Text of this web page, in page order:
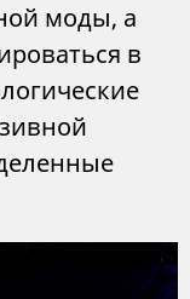
моды, а
в